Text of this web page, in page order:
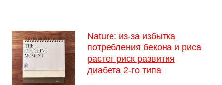
Nature: из-за избытка
потребления бекона и риса
растет риск развития
диабета 2-го типа